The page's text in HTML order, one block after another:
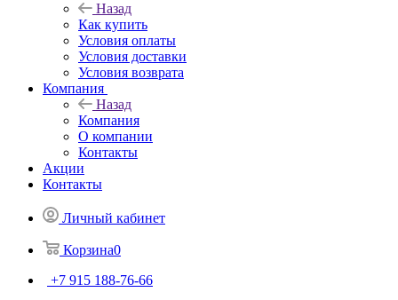
Назад
Как купить
Условия оплаты
Условия доставки
Условия возврата
Компания
Назад
Компания
О компании
Контакты
Акции
Контакты
Личный кабинет
Корзина0
+7 915 188-76-66